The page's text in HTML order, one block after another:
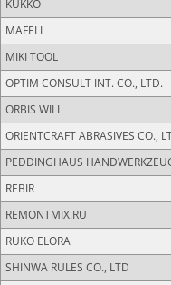
KUKKO
MAFELL
MIKI TOOL
OPTIM CONSULT INT. CO., LTD.
ORBIS WILL
ORIENTCRAFT ABRASIVES CO.,
PEDDINGHAUS
REBIR
REMONTMIX.RU
RUKO ELORA
SHINWA RULES CO., LTD